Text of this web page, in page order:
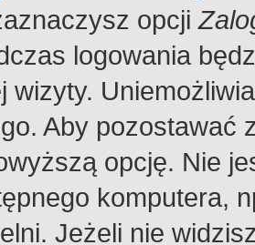
opcji
logowania
wizyty.
Aby pozostawać
opcję. Nie
komputera,
Jeżeli nie